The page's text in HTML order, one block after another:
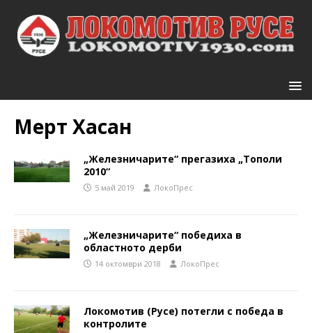
Мерт Хасан
„Железничарите“ прегазиха „Тополи
2010“
5 май 2019 ЛокоПрес
„Железничарите“ победиха в
областното дерби
14 октомври 2018 ЛокоПрес
Локомотив (Русе) потегли с победа в
контролите